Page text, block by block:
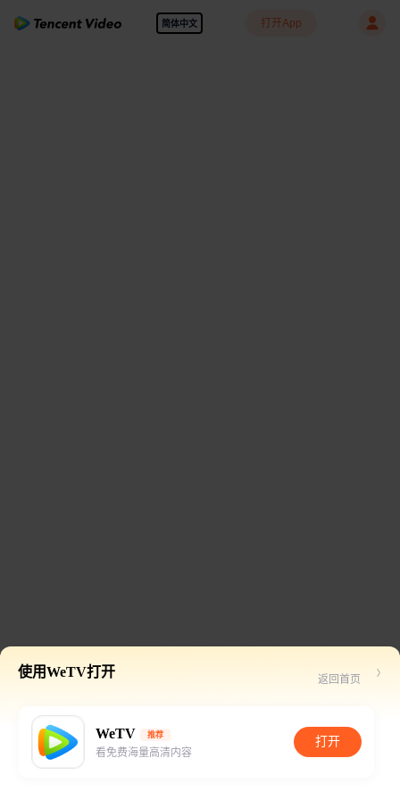
简体中文 打开App
使用WeTV打开 返回首页
WeTV 推荐
看免费海量高清内容
打开